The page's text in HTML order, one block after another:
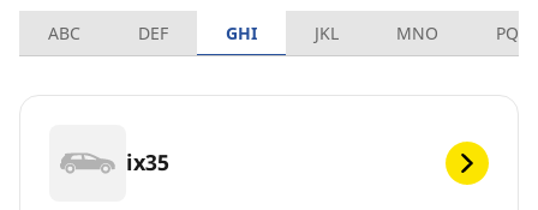
ABC DEF GHI JKL MNO PQRS
ix35